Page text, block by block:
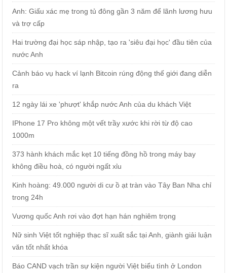
Anh: Giấu xác mẹ trong tủ đông gần 3 năm để lãnh lương hưu
và trợ cấp
Hai trường đại học sáp nhập, tạo ra 'siêu đại học' đầu tiên của
nước Anh
Cảnh báo vụ hack ví lạnh Bitcoin rúng động thế giới đang diễn
ra
12 ngày lái xe 'phượt' khắp nước Anh của du khách Việt
IPhone 17 Pro không một vết trầy xước khi rời từ độ cao
1000m
373 hành khách mắc kẹt 10 tiếng đồng hồ trong máy bay
không điều hoà, có người ngất xỉu
Kinh hoàng: 49.000 người di cư ồ ạt tràn vào Tây Ban Nha chỉ
trong 24h
Vương quốc Anh rơi vào đợt hạn hán nghiêm trọng
Nữ sinh Việt tốt nghiệp thạc sĩ xuất sắc tại Anh, giành giải luận
văn tốt nhất khóa
Báo CAND vạch trần sự kiện người Việt biểu tình ở London